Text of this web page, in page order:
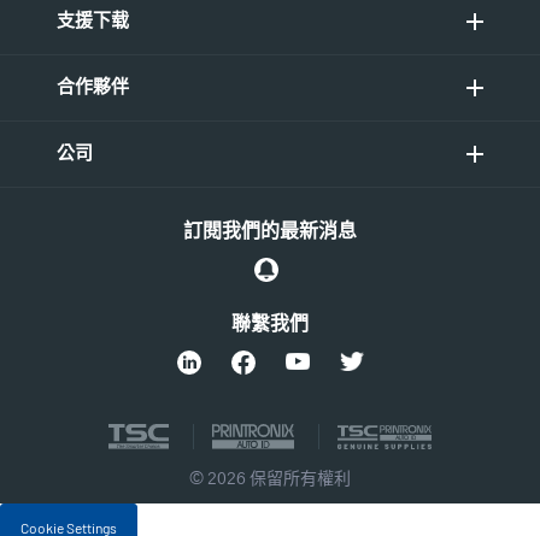
支援下载
合作夥伴
公司
聯繫我們
訂閱我們的最新消息
© 2026 保留所有權利
Cookie Settings